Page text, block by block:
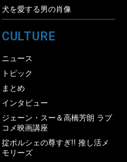
犬を愛する男の肖像
CULTURE
ニュース
トピック
まとめ
インタビュー
ジェーン・スー＆高橋芳朗 ラブ
コメ映画講座
掟ポルシェの尊すぎ!! 推し活メ
モリーズ